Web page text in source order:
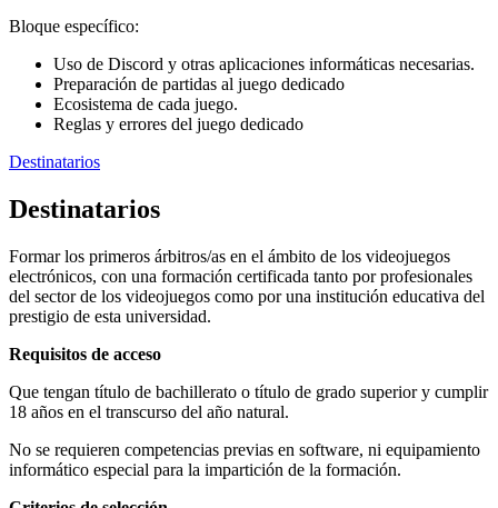
Bloque específico:
Uso de Discord y otras aplicaciones informáticas necesarias.
Preparación de partidas al juego dedicado
Ecosistema de cada juego.
Reglas y errores del juego dedicado
Destinatarios
Destinatarios
Formar los primeros árbitros/as en el ámbito de los videojuegos
electrónicos, con una formación certificada tanto por profesionales
del sector de los videojuegos como por una institución educativa del
prestigio de esta universidad.
Requisitos de acceso
Que tengan título de bachillerato o título de grado superior y cumplir
18 años en el transcurso del año natural.
No se requieren competencias previas en software, ni equipamiento
informático especial para la impartición de la formación.